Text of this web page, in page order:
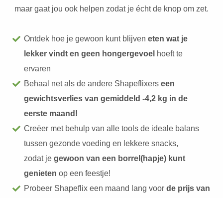
maar gaat jou ook helpen zodat je écht de knop om zet.
Ontdek hoe je gewoon kunt blijveneten wat je
lekker vindt en geen hongergevoel hoeft te
ervaren
Behaal net als de andere Shapeflixerseen
gewichtsverlies van gemiddeld -4,2 kg in de
eerste maand!
Creëer met behulp van alle tools de ideale balans
tussen gezonde voeding en lekkere snacks,
zodat je gewoon van een borrel(hapje) kunt
genietenop een feestje!
Probeer Shapeflix een maand lang voorde prijs van